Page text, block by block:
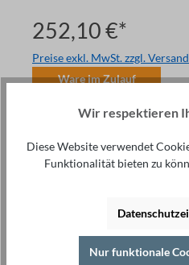
252,10 €*
Preise exkl. MwSt. zzgl. Versand
Ware im Zulauf
Fachberatung
Wir respektieren
Diese Website verwendet
Funktionalität bieten zu
Nur funktionale